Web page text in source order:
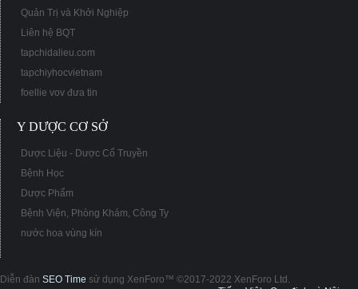
Quản Trị và Khởi Nghiệp
Liên hệ BQT
tapchidalieu.com
tapchiyhocvietnam
foellie vov đưa tin
Y DƯỢC CƠ SỞ
Dược Liệu - Dược Cổ Truyền
Bệnh Học
Dược Phẩm
Bệnh Viện, Phòng Khám, Công Ty
nước hoa vùng kín
Diễn đàn SEO Time sử dụng XenForo™ ©2017-2022 XenForo Ltd.